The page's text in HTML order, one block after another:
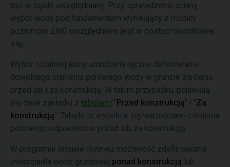
być w ogóle uwzględniany. Przy sprawdzeniu ściany,
wypór wody pod fundamentem wynikający z różnicy
poziomów ZWG uwzględniany jest w postaci dodatkowej
siły.
Wybór ostatniej ikony umożliwia ręczne definiowanie
dowolnego ciśnienia porowego wody w gruncie zarówno
przed jak i za konstrukcją. W takim przypadku, pojawiają
się dwie zakładki z tabelami "Przed konstrukcją" i "Za
konstrukcją". Tabele te wypełnia się wartościami ciśnienia
porowego odpowiednio przed lub za konstrukcją.
W programie istnieje również możliwość zdefiniowania
zwierciadła wody gruntowej ponad konstrukcją lub